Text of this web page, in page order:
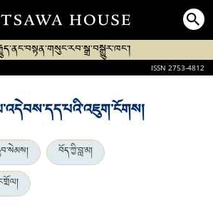
ISSN 2753-4812
བོད་ཀྱི་བླ་མ།